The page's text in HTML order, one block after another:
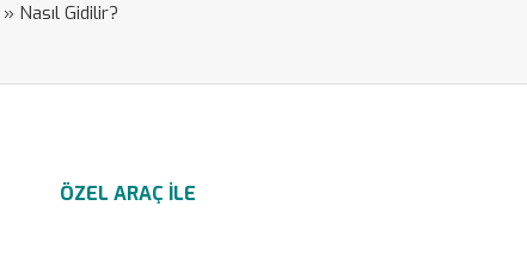
» Nasıl Gidilir?
ÖZEL ARAÇ İLE